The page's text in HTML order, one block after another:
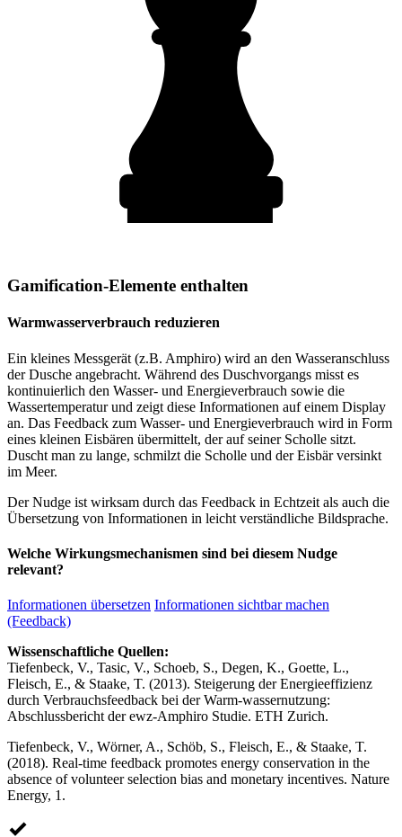
Gamification-Elemente enthalten
Warmwasserverbrauch reduzieren
Ein kleines Messgerät (z.B. Amphiro) wird an den Wasseranschluss
der Dusche angebracht. Während des Duschvorgangs misst es
kontinuierlich den Wasser- und Energieverbrauch sowie die
Wassertemperatur und zeigt diese Informationen auf einem Display
an. Das Feedback zum Wasser- und Energieverbrauch wird in Form
eines kleinen Eisbären übermittelt, der auf seiner Scholle sitzt.
Duscht man zu lange, schmilzt die Scholle und der Eisbär versinkt
im Meer.
Der Nudge ist wirksam durch das Feedback in Echtzeit als auch die
Übersetzung von Informationen in leicht verständliche Bildsprache.
Welche Wirkungsmechanismen sind bei diesem Nudge
relevant?
Informationen übersetzen Informationen sichtbar machen
(Feedback)
Wissenschaftliche Quellen:
Tiefenbeck, V., Tasic, V., Schoeb, S., Degen, K., Goette, L.,
Fleisch, E., & Staake, T. (2013). Steigerung der Energieeffizienz
durch Verbrauchsfeedback bei der Warm-wassernutzung:
Abschlussbericht der ewz-Amphiro Studie. ETH Zurich.
Tiefenbeck, V., Wörner, A., Schöb, S., Fleisch, E., & Staake, T.
(2018). Real-time feedback promotes energy conservation in the
absence of volunteer selection bias and monetary incentives. Nature
Energy, 1.